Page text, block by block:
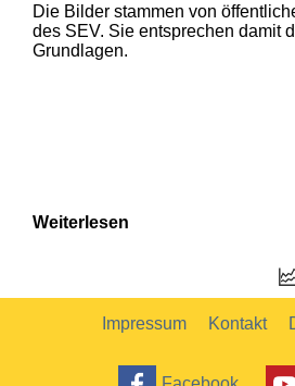
1 2
Die Bilder stammen von
des SEV. Sie entsprechen damit
Grundlagen.
Weiterlesen
Impressum Kontakt